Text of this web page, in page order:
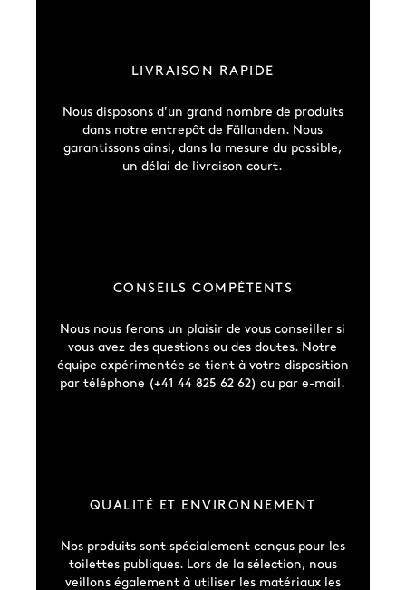
LIVRAISON RAPIDE
Nous disposons d'un grand nombre de produits
dans notre entrepôt de Fällanden. Nous
garantissons ainsi, dans la mesure du possible,
un délai de livraison court.
CONSEILS COMPÉTENTS
Nous nous ferons un plaisir de vous conseiller si
vous avez des questions ou des doutes. Notre
équipe expérimentée se tient à votre disposition
par téléphone (+41 44 825 62 62) ou par e-mail.
QUALITÉ ET ENVIRONNEMENT
Nos produits sont spécialement conçus pour les
toilettes publiques. Lors de la sélection, nous
veillons également à utiliser les matériaux les